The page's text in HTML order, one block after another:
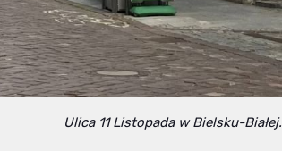
Ulica 11 Listopada w Bielsku-Białej.